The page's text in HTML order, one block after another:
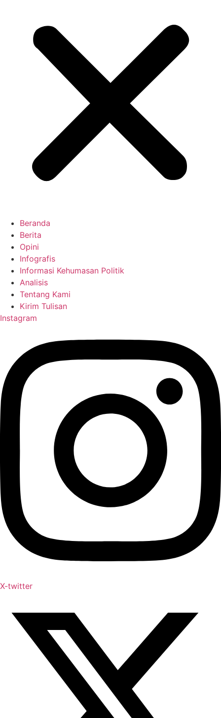
Beranda
Berita
Opini
Infografis
Informasi Kehumasan Politik
Analisis
Tentang Kami
Kirim Tulisan
Instagram
X-twitter